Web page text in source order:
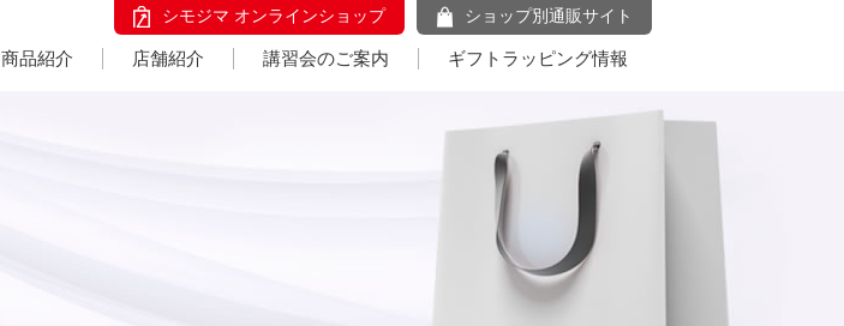
シモジマ オンラインショップ ショップ別通販サイト
商品紹介 店舗紹介 講習会のご案内 ギフトラッピング情報